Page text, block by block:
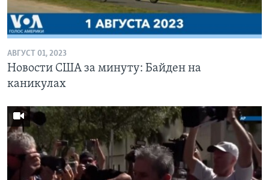
АВГУСТ 01, 2023
Новости США за минуту: Байден на
каникулах